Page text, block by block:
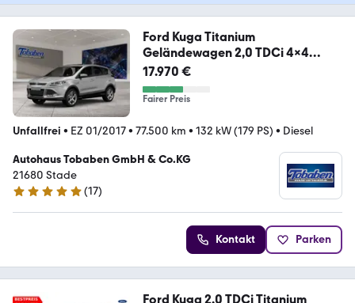
Ford Kuga Titanium
Geländewagen 2,0 TDCi 4x4
132kW 13
17.970 €
Fairer Preis
Unfallfrei • EZ 01/2017• 77.500 km • 132 kW (179 PS) • Diesel
Autohaus Tobaben GmbH & Co.KG
21680 Stade
5 Sterne
(17)
Kontakt Parken
Ford Kuga 2.0 TDCi Titanium